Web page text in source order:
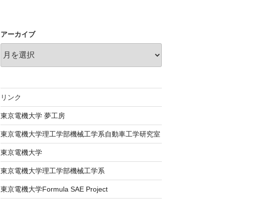
アーカイブ
リンク
東京電機大学 夢工房
東京電機大学理工学部機械工学系自動車工学研究室
東京電機大学
東京電機大学理工学部機械工学系
東京電機大学Formula SAE Project